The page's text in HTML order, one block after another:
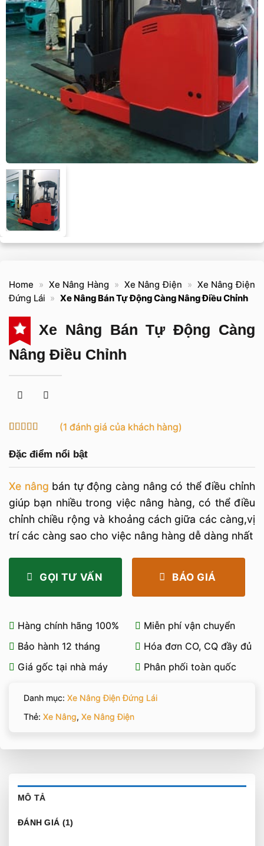
Home » Xe Nâng Hàng » Xe Nâng Điện » Xe Nâng Điện
Đứng Lái » Xe Nâng Bán Tự Động Càng Nâng Điều Chỉnh
Xe Nâng Bán Tự Động Càng
Nâng Điều Chỉnh
dựa trên
đánh giá
(1 đánh giá của khách hàng)
Đặc điểm nổi bật
Xe nâng bán tự động càng nâng có thể điều chỉnh
giúp bạn nhiều trong việc nâng hàng, có thể điều
chỉnh chiều rộng và khoảng cách giữa các càng,vị
trí các càng sao cho việc nâng hàng dễ dàng nhất
GỌI TƯ VẤN BÁO GIÁ
Hàng chính hãng 100%
Miễn phí vận chuyển
Bảo hành 12 tháng
Hóa đơn CO, CQ đầy đủ
Giá gốc tại nhà máy
Phân phối toàn quốc
Danh mục: Xe Nâng Điện Đứng Lái
Thẻ: Xe Nâng, Xe Nâng Điện
MÔ TẢ
ĐÁNH GIÁ (1)